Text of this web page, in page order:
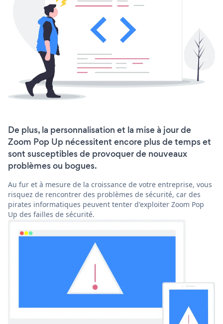
De plus, la personnalisation et la mise à jour de
Zoom Pop Up nécessitent encore plus de temps et
sont susceptibles de provoquer de nouveaux
problèmes ou bogues.
Au fur et à mesure de la croissance de votre entreprise, vous
risquez de rencontrer des problèmes de sécurité, car des
pirates informatiques peuvent tenter d'exploiter Zoom Pop
Up des failles de sécurité.